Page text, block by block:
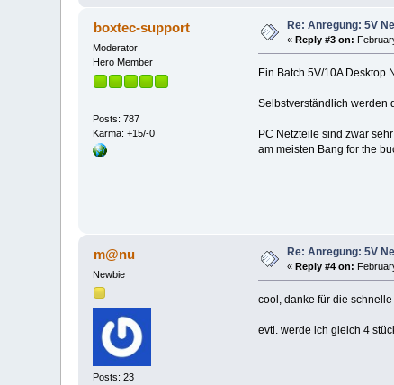
boxtec-support
Moderator
Hero Member
Posts: 787
Karma: +15/-0
Re: Anregung: 5V
«Reply #3 on:
Ein Batch 5V/10A Desktop
Selbstverständlich werden
PC Netzteile sind zwar
am meisten Bang for the
m@nu
Newbie
Posts: 23
Re: Anregung: 5V
«Reply #4 on:
cool, danke für die
evtl. werde ich gleich 4